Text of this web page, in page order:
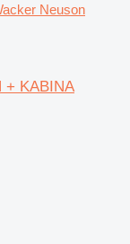
Neuson
+ KABINA